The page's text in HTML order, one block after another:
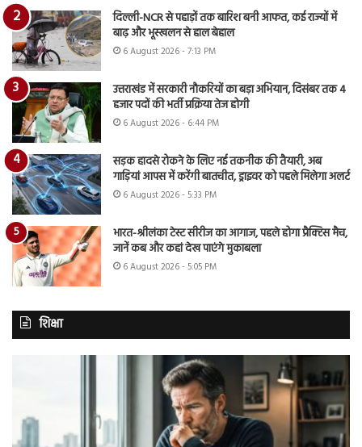
दिल्ली-NCR से पहाड़ों तक बारिश बनी आफत, कई राज्यों में
बाढ़ और भूस्खलन से हाल बेहाल
6 August 2026 - 7:13 PM
उत्तराखंड में सरकारी नौकरियों का बड़ा अभियान, दिसंबर तक 4
हजार पदों की भर्ती प्रक्रिया तेज होगी
6 August 2026 - 6:44 PM
सड़क हादसे रोकने के लिए नई तकनीक की तैयारी, अब
गाड़ियां आपस में करेंगी बातचीत, ड्राइवर को पहले मिलेगा अलर्ट
6 August 2026 - 5:33 PM
भारत-श्रीलंका टेस्ट सीरीज का आगाज, पहले होगा प्रैक्टिस मैच,
जानें कब और कहां देख पाएंगे मुकाबला
6 August 2026 - 5:05 PM
शिक्षा